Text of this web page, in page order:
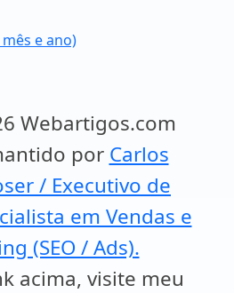
e ano)
Webartigos.com
por Carlos
/ Executivo de
em Vendas e
(SEO / Ads).
acima, visite meu